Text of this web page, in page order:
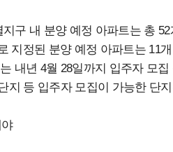
구 내 분양 예정 아파트는 총
지정된 분양 예정 아파트는 11
내년 4월 28일까지 입주자 모
지 등 입주자 모집이 가능한 단